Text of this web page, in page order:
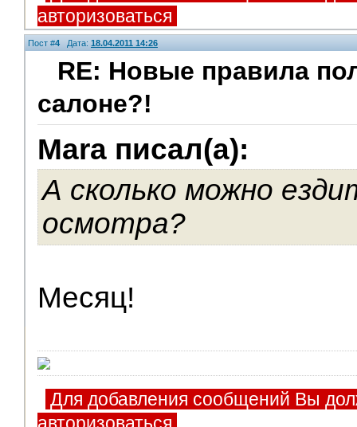
авторизоваться
Пост #4Дата: 18.04.2011 14:26
RE: Новые правила
салоне?!
Mara писал(а):
А сколько можно
осмотра?
Месяц!
Для добавления сообщений Вы